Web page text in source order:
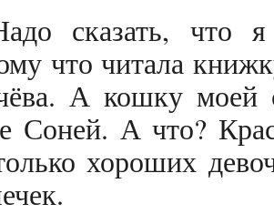
сказать, что
что читала
А кошку моей
Соней. А что?
хороших